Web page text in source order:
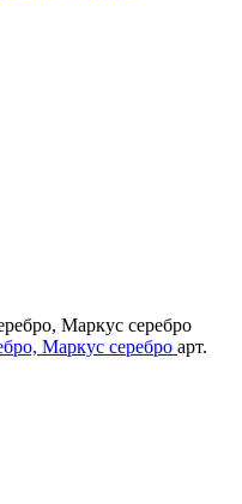
Маркус серебро арт.